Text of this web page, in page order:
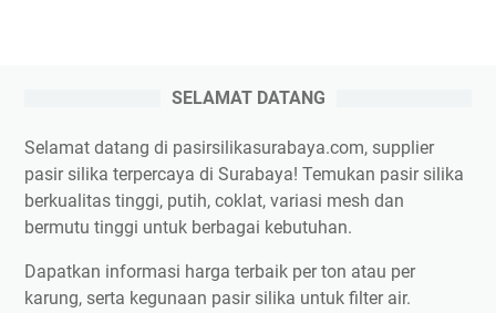
SELAMAT DATANG
Selamat datang di pasirsilikasurabaya.com, supplier
pasir silika terpercaya di Surabaya! Temukan pasir silika
berkualitas tinggi, putih, coklat, variasi mesh dan
bermutu tinggi untuk berbagai kebutuhan.
Dapatkan informasi harga terbaik per ton atau per
karung, serta kegunaan pasir silika untuk filter air.